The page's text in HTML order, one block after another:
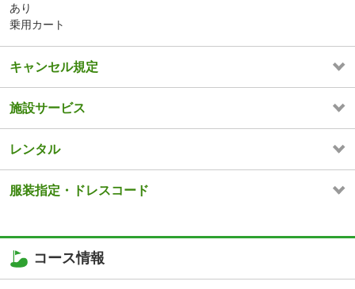
あり
乗用カート
キャンセル規定
施設サービス
レンタル
服装指定・ドレスコード
コース情報